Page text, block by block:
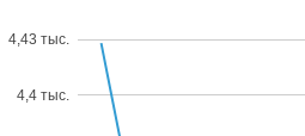
4,4 тыс.
4,43 тыс.